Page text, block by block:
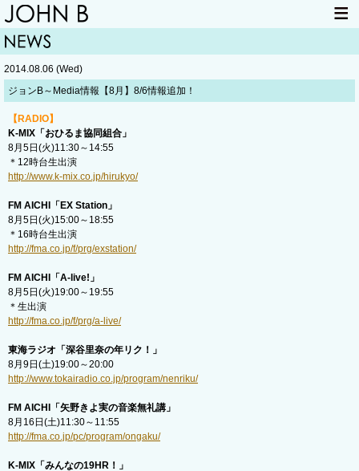
HOME
LIVE INFO
2014.08.06 (Wed)
ジョンB～Media情報【8月】8/6情報追加！
【RADIO】
K-MIX「おひるま協同組合」
8月5日(火)11:30～14:55
＊12時台生出演
http://www.k-mix.co.jp/hirukyo/
FM AICHI「EX Station」
8月5日(火)15:00～18:55
＊16時台生出演
http://fma.co.jp/f/prg/exstation/
FM AICHI「A-live!」
8月5日(火)19:00～19:55
＊生出演
http://fma.co.jp/f/prg/a-live/
東海ラジオ「深谷里奈の年リク！」
8月9日(土)19:00～20:00
http://www.tokairadio.co.jp/program/nenriku/
FM AICHI「矢野きよ実の音楽無礼講」
8月16日(土)11:30～11:55
http://fma.co.jp/pc/program/ongaku/
K-MIX「みんなの19HR！」